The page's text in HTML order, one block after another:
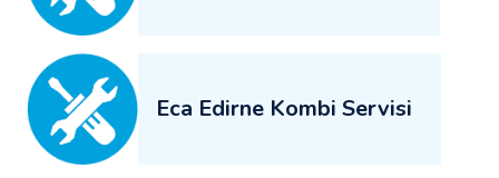
Eca Edirne Kombi Servisi